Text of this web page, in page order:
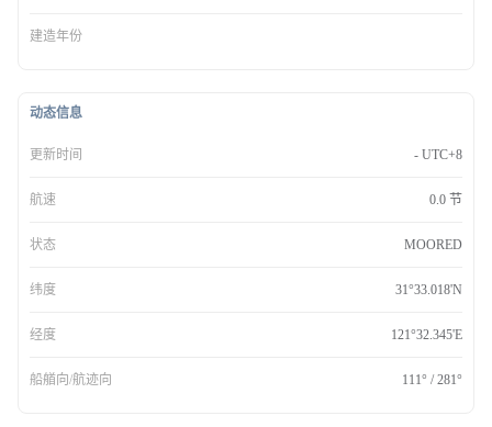
建造年份
动态信息
更新时间 - UTC+8
航速 0.0 节
状态 MOORED
纬度 31°33.018'N
经度 121°32.345'E
船艏向/航迹向 111° / 281°